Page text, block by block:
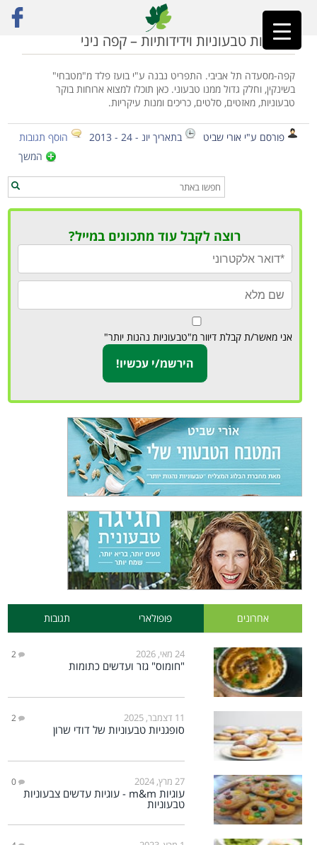
ראשי»קפה ניני
מסעדות טבעוניות וידידותיות – קפה ניני
קפה-מסעדה תל אביבי. התפריט נבנה ע"י בועז פלד מ"מטבחי"
בשינקין, וחלק גדול ממנו טבעוני. כאן תוכלו למצוא ארוחות בוקר
טבעוניות, מאזטים, סלטים, כריכים ומנות עיקריות.
פורסם ע"י אורי שביט בתאריך יונ - 24 - 2013
הוסף תגובות
המשך
רוצה לקבל עוד מתכונים במייל?
אני מאשר/ת קבלת דיוור מ"טבעוניות נהנות יותר"
אחרונים פופולארי תגובות
24 מאי, 2026 2
"חומוס" גזר ועדשים כתומות
11 דצמבר, 2025 2
סופגניות טבעוניות של דודי שרון
27 מרץ, 2024 0
עוגיות m&m - עוגיות עדשים צבעוניות
טבעוניות